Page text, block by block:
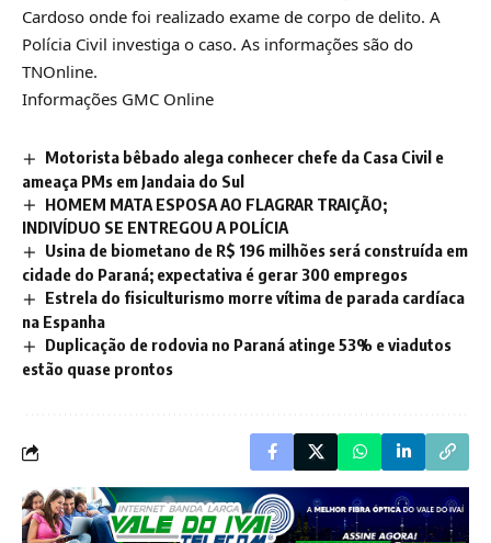
Cardoso onde foi realizado exame de corpo de delito. A
Polícia Civil investiga o caso. As informações são do
TNOnline.
Informações GMC Online
Motorista bêbado alega conhecer chefe da Casa Civil e
ameaça PMs em Jandaia do Sul
HOMEM MATA ESPOSA AO FLAGRAR TRAIÇÃO;
INDIVÍDUO SE ENTREGOU A POLÍCIA
Usina de biometano de R$ 196 milhões será construída em
cidade do Paraná; expectativa é gerar 300 empregos
Estrela do fisiculturismo morre vítima de parada cardíaca
na Espanha
Duplicação de rodovia no Paraná atinge 53% e viadutos
estão quase prontos